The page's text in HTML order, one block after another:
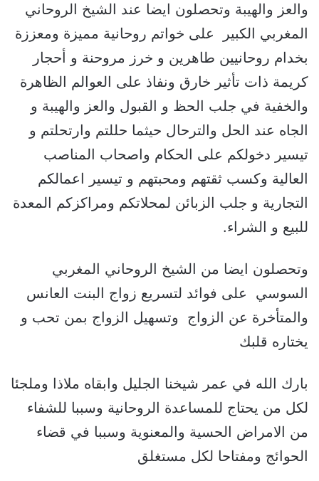
والعز والهيبة وتحصلون ايضا عند الشيخ الروحاني
المغربي الكبير على خواتم روحانية مميزة ومعززة
بخدام روحانيين طاهرين و خرز مروحنة و أحجار
كريمة ذات تأثير خارق ونفاذ على العوالم الظاهرة
والخفية في جلب الحظ و القبول والعز والهيبة و
الجاه عند الحل والترحال حيثما حللتم وارتحلتم و
تيسير دخولكم على الحكام واصحاب المناصب
العالية وكسب ثقتهم ومحبتهم و تيسير اعمالكم
التجارية و جلب الزبائن لمحلاتكم ومراكزكم المعدة
للبيع و الشراء.
وتحصلون ايضا من الشيخ الروحاني المغربي
السوسي على فوائد لتسريع زواج البنت العانس
والمتأخرة عن الزواج وتسهيل الزواج بمن تحب و
يختاره قلبك
بارك الله في عمر شيخنا الجليل وابقاه ملاذا وملجئا
لكل من يحتاج للمساعدة الروحانية وسببا للشفاء
من الامراض الحسية والمعنوية وسببا في قضاء
الحوائج ومفتاحا لكل مستغلق